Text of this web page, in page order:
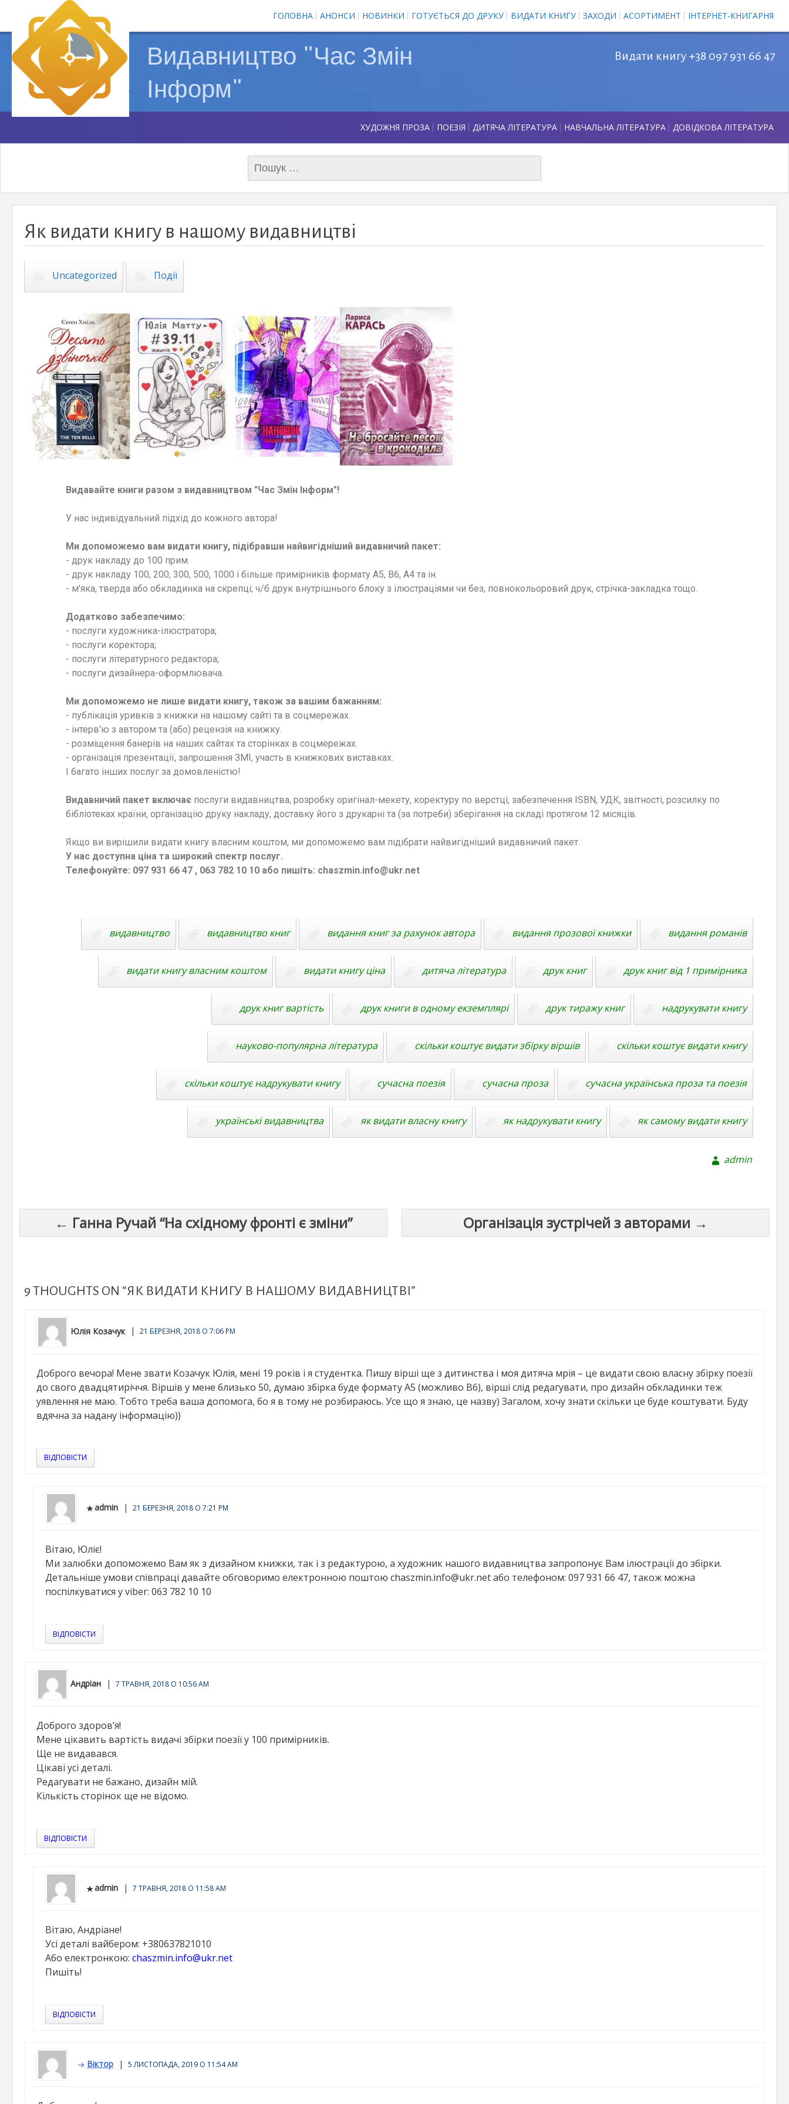
ГОЛОВНА АНОНСИ НОВИНКИ ГОТУЄТЬСЯ ДО ДРУКУ ВИДАТИ КНИГУ ЗАХОДИ АСОРТИМЕНТ ІНТЕРНЕТ-КНИГАРНЯ
Видавництво "Час Змін
Інформ"
Видати книгу +38 097 931 66 47
ХУДОЖНЯ ПРОЗА ПОЕЗІЯ ДИТЯЧА ЛІТЕРАТУРА НАВЧАЛЬНА ЛІТЕРАТУРА ДОВІДКОВА ЛІТЕРАТУРА
Як видати книгу в нашому видавництві
Uncategorized Події
Видавайте книги разом з видавництвом "Час Змін Інформ"!
У нас індивідуальний підхід до кожного автора!
Ми допоможемо вам видати книгу, підібравши найвигідніший видавничий пакет:
- друк накладу до 100 прим.
- друк накладу 100, 200, 300, 500, 1000 і більше примірників формату А5, В6, А4 та ін.
- м'яка, тверда або обкладинка на скрепці; ч/б друк внутрішнього блоку з ілюстраціями чи без, повнокольоровий друк, стрічка-закладка тощо.
Додатково забезпечимо:
- послуги художника-ілюстратора;
- послуги коректора;
- послуги літературного редактора;
- послуги дизайнера-оформлювача.
Ми допоможемо не лише видати книгу, також за вашим бажанням:
- публікація уривків з книжки на нашому сайті та в соцмережах.
- інтерв'ю з автором та (або) рецензія на книжку.
- розміщення банерів на наших сайтах та сторінках в соцмережах.
- організація презентації, запрошення ЗМІ, участь в книжкових виставках.
І багато інших послуг за домовленістю!
Видавничий пакет включає послуги видавництва, розробку оригінал-мекету, коректуру по верстці, забезпечення ISBN, УДК, звітності, розсилку по
бібліотеках країни, організацію друку накладу, доставку його з друкарні та (за потреби) зберігання на складі протягом 12 місяців.
Якщо ви вирішили видати книгу власним коштом, ми допоможемо вам підібрати найвигідніший видавничий пакет.
У нас доступна ціна та широкий спектр послуг.
Телефонуйте: 097 931 66 47 , 063 782 10 10 або пишіть: сhaszmin.info@ukr.net
видавництво видавництво книг видання книг за рахунок автора видання прозової книжки видання романів
видати книгу власним коштом видати книгу ціна дитяча література друк книг друк книг від 1 примірника
друк книг вартість друк книги в одному екземплярі друк тиражу книг надрукувати книгу
науково-популярна література скільки коштує видати збірку віршів скільки коштує видати книгу
скільки коштує надрукувати книгу сучасна поезія сучасна проза сучасна українська проза та поезія
українські видавництва як видати власну книгу як надрукувати книгу як самому видати книгу
admin
Post
navigation
Організація зустрічей з авторами →
← Ганна Ручай “На східному фронті є зміни”
9 THOUGHTS ON “ЯК ВИДАТИ КНИГУ В НАШОМУ ВИДАВНИЦТВІ”
Юлія Козачук 21 БЕРЕЗНЯ, 2018 О 7:06 PM
Доброго вечора! Мене звати Козачук Юлія, мені 19 років і я студентка. Пишу вірші ще з дитинства і моя дитяча мрія – це видати свою власну збірку поезії
до свого двадцятиріччя. Віршів у мене близько 50, думаю збірка буде формату А5 (можливо B6), вірші слід редагувати, про дизайн обкладинки теж
уявлення не маю. Тобто треба ваша допомога, бо я в тому не розбираюсь. Усе що я знаю, це назву) Загалом, хочу знати скільки це буде коштувати. Буду
вдячна за надану інформацію))
ВІДПОВІСТИ
admin 21 БЕРЕЗНЯ, 2018 О 7:21 PM
Вітаю, Юліє!
Ми залюбки допоможемо Вам як з дизайном книжки, так і з редактурою, а художник нашого видавництва запропонує Вам ілюстрації до збірки.
Детальніше умови співпраці давайте обговоримо електронною поштою сhaszmin.info@ukr.net або телефоном: 097 931 66 47, також можна
поспілкуватися у viber: 063 782 10 10
ВІДПОВІСТИ
Андріан 7 ТРАВНЯ, 2018 О 10:56 AM
Доброго здоров’я!
Мене цікавить вартість видачі збірки поезії у 100 примірників.
Ще не видавався.
Цікаві усі деталі.
Редагувати не бажано, дизайн мій.
Кількість сторінок ще не відомо.
ВІДПОВІСТИ
admin 7 ТРАВНЯ, 2018 О 11:58 AM
Вітаю, Андріане!
Усі деталі вайбером: +380637821010
Або електронкою: chaszmin.info@ukr.net
Пишіть!
ВІДПОВІСТИ
Віктор 5 ЛИСТОПАДА, 2019 О 11:54 AM